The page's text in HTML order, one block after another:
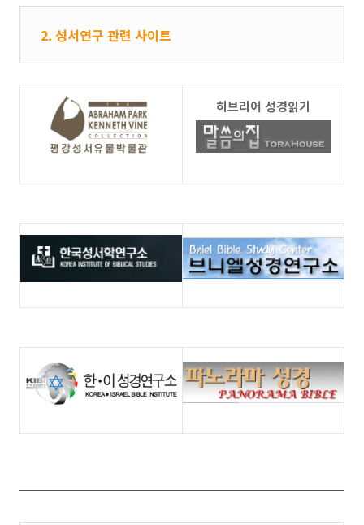
2. 성서연구 관련 사이트
히브리어 성경읽기